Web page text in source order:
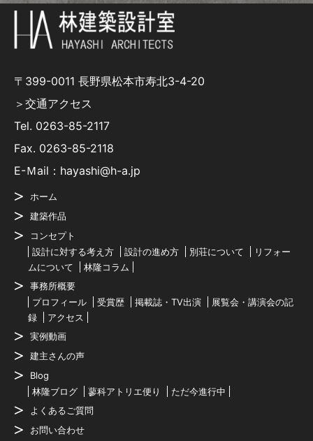
〒399-0011 長野県松本市寿北3-4-20
＞交通アクセス
Tel. 0263-85-2117
Fax. 0263-85-2118
E-Ｍail：hayashi@h-a.jp
ホーム
建築作品
コンセプト
設計に対する考え方
設計の進め方 別荘について
リフォー
ムについて
林隆コラム
事務所概要
プロフィール
受賞歴 掲載誌・TV出演
展覧会・講演会の記
録
アクセス
実例動画
建主さんの声
Blog
林隆ブログ
蓼科アトリエ便り
ただ今進行中
よくあるご質問
お問い合わせ